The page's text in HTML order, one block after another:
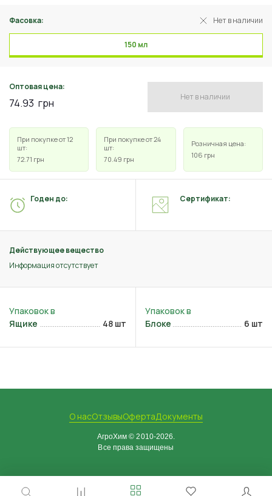
Фасовка: Нет в наличии
150 мл
Оптовая цена:
74.93 грн Нет в наличии
При покупке от 12
шт:
72.71 грн
При покупке от 24
шт:
70.49 грн
Розничная цена:
106 грн
Действующее вещество
Информация отсутствует
Годен до: Сертификат:
Ящике 48 шт Блоке 6 шт
О насОтзывыОфертаДокументы
АгроХим © 2010-2026.
Все права защищены